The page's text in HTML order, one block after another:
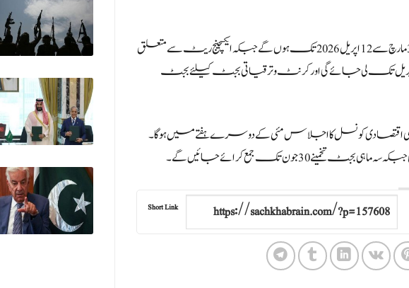
وزارتِ خزانہ کے مطابق بجٹ ریویو کمیٹی کے اجلاس 30 مارچ سے 12 اپریل 2026 تک ہوں گے جبکہ ایکسچینج ریٹ سے متعلق
15 اپریل کو دی جائے گی۔ بجٹ اسٹریٹجی پیپر کی منظوری 20 اپریل تک لی جائے گی اور کرنٹ و ترقیاتی بجٹ کیلئے بجٹ
اقتصادی کونسل کا اجلاس مئی کے دوسرے ہفتے میں ہوگا۔
تک جمع کرائے جائیں گے۔
Short Link